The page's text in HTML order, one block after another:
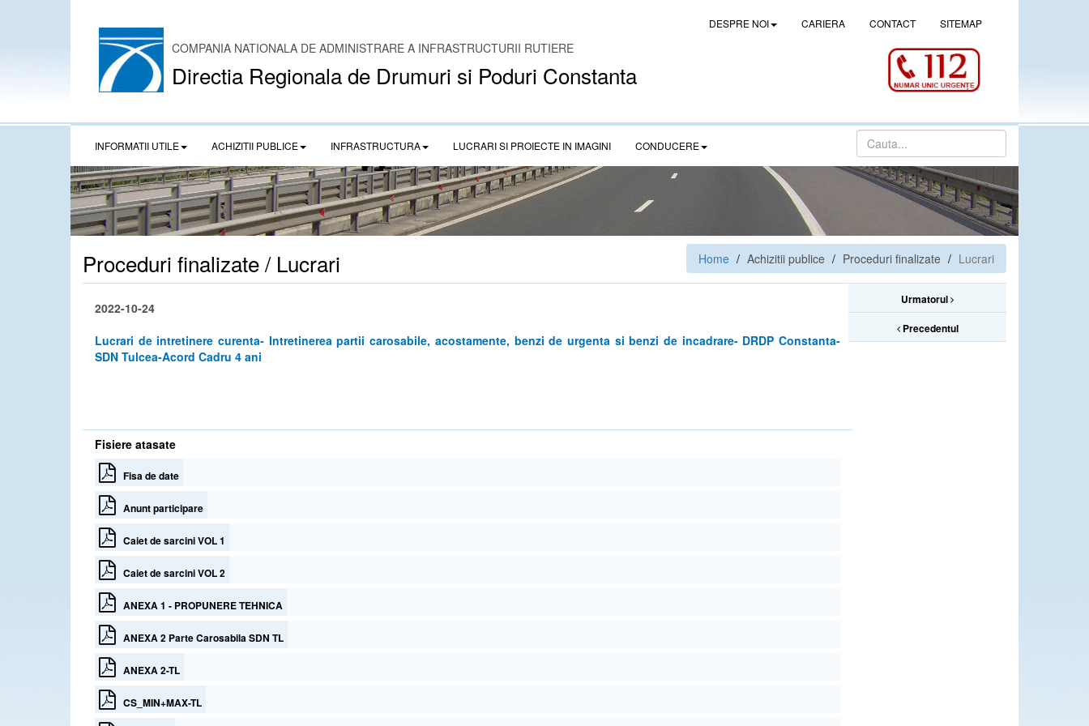
DESPRE NOI CARIERA CONTACT SITEMAP
COMPANIA NATIONALA DE ADMINISTRARE A INFRASTRUCTURII RUTIERE
Directia Regionala de Drumuri si Poduri Constanta
INFORMATII UTILE ACHIZITII PUBLICE INFRASTRUCTURA LUCRARI SI PROIECTE IN IMAGINI CONDUCERE
Proceduri finalizate / Lucrari Home Achizitii publice Proceduri finalizate Lucrari
2022-10-24
Lucrari de intretinere curenta- Intretinerea partii carosabile, acostamente, benzi de urgenta si benzi de incadrare- DRDP Constanta-
SDN Tulcea-Acord Cadru 4 ani
Urmatorul
Precedentul
Fisiere atasate
Fisa de date
Anunt participare
Caiet de sarcini VOL 1
Caiet de sarcini VOL 2
ANEXA 1 - PROPUNERE TEHNICA
ANEXA 2 Parte Carosabila SDN TL
ANEXA 2-TL
CS_MIN+MAX-TL